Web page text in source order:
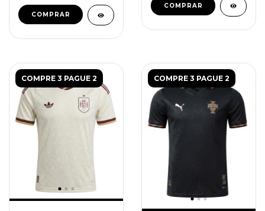
COMPRAR
COMPRAR
COMPRE 3 PAGUE 2 COMPRE 3 PAGUE 2